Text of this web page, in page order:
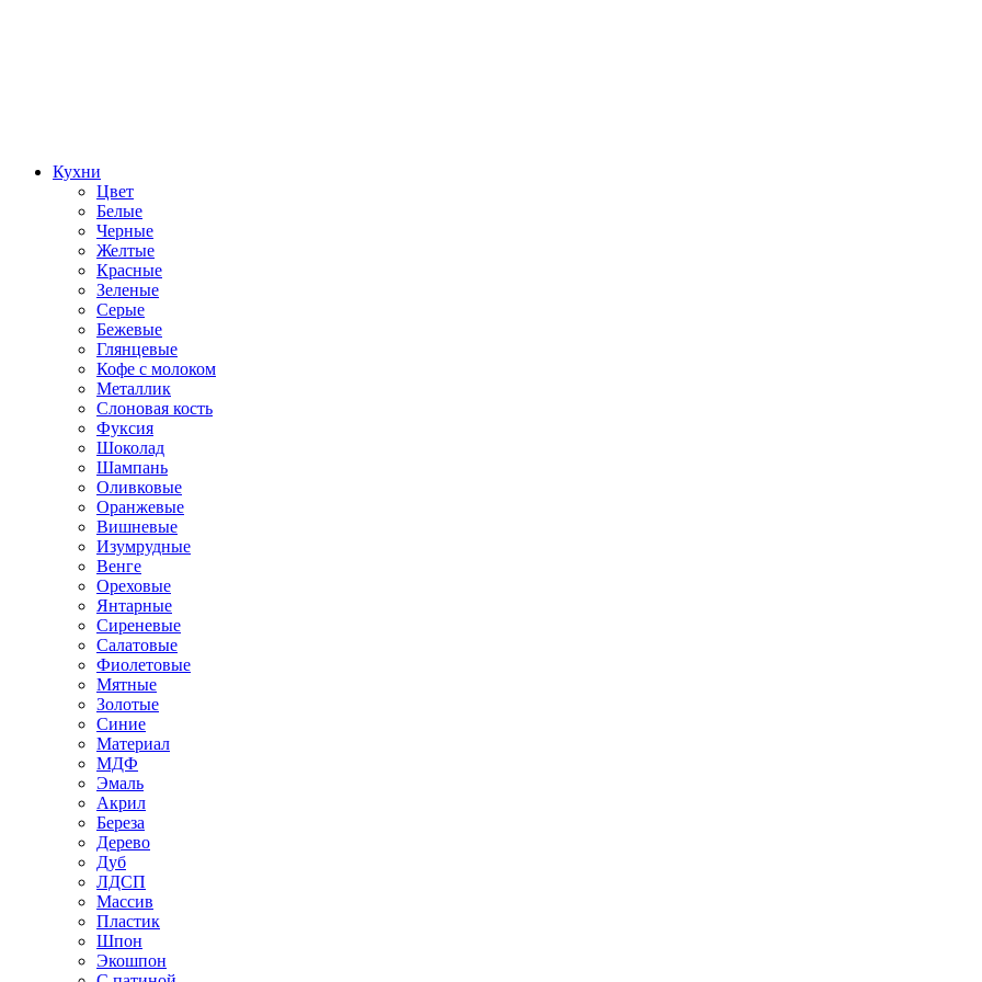
Кухни
Цвет
Белые
Черные
Желтые
Красные
Зеленые
Серые
Бежевые
Глянцевые
Кофе с молоком
Металлик
Слоновая кость
Фуксия
Шоколад
Шампань
Оливковые
Оранжевые
Вишневые
Изумрудные
Венге
Ореховые
Янтарные
Сиреневые
Салатовые
Фиолетовые
Мятные
Золотые
Синие
Материал
МДФ
Эмаль
Акрил
Береза
Дерево
Дуб
ЛДСП
Массив
Пластик
Шпон
Экошпон